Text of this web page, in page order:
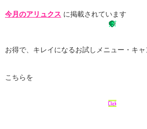
今月のアリュクス に掲載されています
お得で、キレイになるお試しメニュー・キャ
こちらを